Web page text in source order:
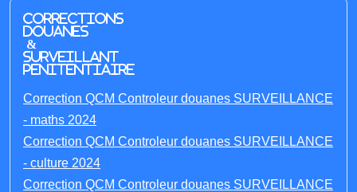
Corrections
Douanes
&
Surveillant
penitentiaire
Correction QCM Controleur douanes SURVEILLANCE
- maths 2024
Correction QCM Controleur douanes SURVEILLANCE
- culture 2024
Correction QCM Controleur douanes SURVEILLANCE